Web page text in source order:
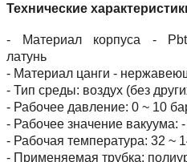
Технические
- Материал корпуса - Pbt
латунь
- Материал цанги -
- Тип среды: воздух (без
- Рабочее давление: 0 ~ 10
- Рабочее значение вакуума:
- Рабочая температура: 32 ~
- Применяемая трубка: